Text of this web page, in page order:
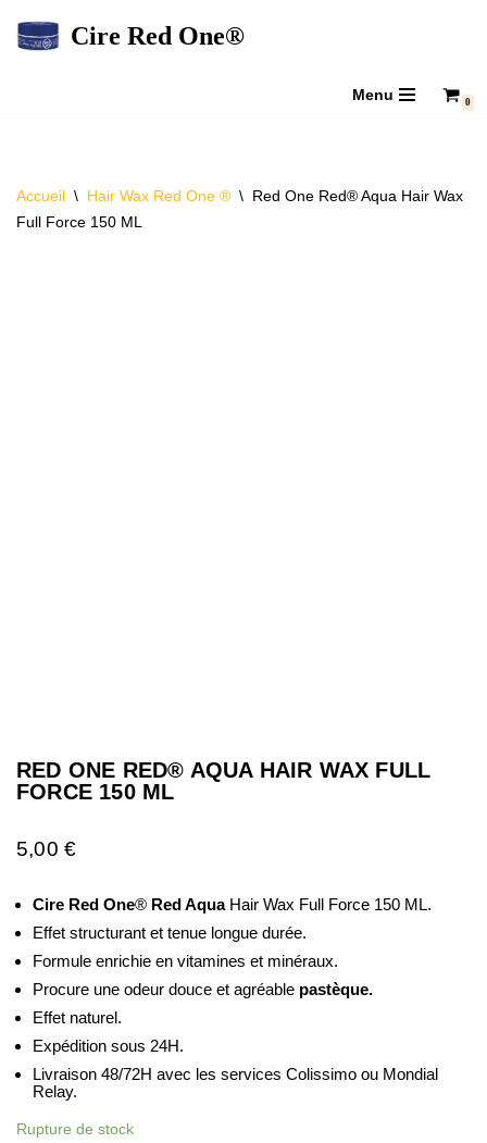
Cire Red One®
Menu 0
Accueil \ Hair Wax Red One ® \ Red One Red® Aqua Hair Wax
Full Force 150 ML
RED ONE RED® AQUA HAIR WAX FULL
FORCE 150 ML
5,00 €
Cire Red One® Red AquaHair Wax Full Force 150 ML.
Effet structurant et tenue longue durée.
Formule enrichie en vitamines et minéraux.
Procure une odeur douce et agréable pastèque.
Effet naturel.
Expédition sous 24H.
Livraison 48/72H avec les services Colissimo ou Mondial
Relay.
Rupture de stock